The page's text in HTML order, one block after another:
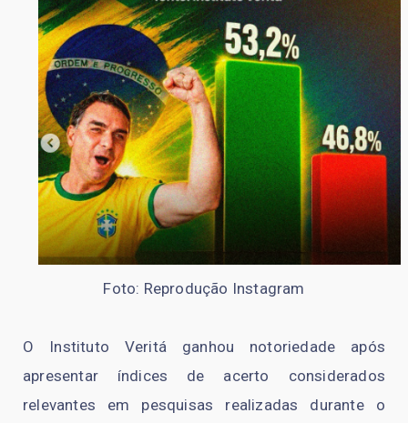
Foto: Reprodução Instagram
O Instituto Veritá ganhou notoriedade após
apresentar índices de acerto considerados
relevantes em pesquisas realizadas durante o